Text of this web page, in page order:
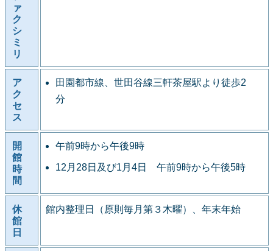
ァ
ク
シ
ミ
リ
ア
ク
セ
ス
田園都市線、世田谷線三軒茶屋駅より徒歩2
分
開
館
時
間
午前9時から午後9時
12月28日及び1月4日 午前9時から午後5時
休
館
日
館内整理日（原則毎月第３木曜）、年末年始